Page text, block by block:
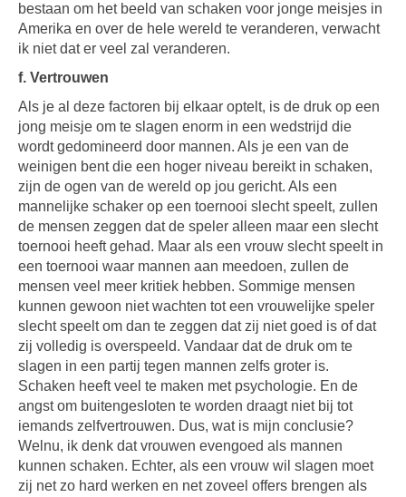
bestaan om het beeld van schaken voor jonge meisjes in
Amerika en over de hele wereld te veranderen, verwacht
ik niet dat er veel zal veranderen.
f. Vertrouwen
Als je al deze factoren bij elkaar optelt, is de druk op een
jong meisje om te slagen enorm in een wedstrijd die
wordt gedomineerd door mannen. Als je een van de
weinigen bent die een hoger niveau bereikt in schaken,
zijn de ogen van de wereld op jou gericht. Als een
mannelijke schaker op een toernooi slecht speelt, zullen
de mensen zeggen dat de speler alleen maar een slecht
toernooi heeft gehad. Maar als een vrouw slecht speelt in
een toernooi waar mannen aan meedoen, zullen de
mensen veel meer kritiek hebben. Sommige mensen
kunnen gewoon niet wachten tot een vrouwelijke speler
slecht speelt om dan te zeggen dat zij niet goed is of dat
zij volledig is overspeeld. Vandaar dat de druk om te
slagen in een partij tegen mannen zelfs groter is.
Schaken heeft veel te maken met psychologie. En de
angst om buitengesloten te worden draagt niet bij tot
iemands zelfvertrouwen. Dus, wat is mijn conclusie?
Welnu, ik denk dat vrouwen evengoed als mannen
kunnen schaken. Echter, als een vrouw wil slagen moet
zij net zo hard werken en net zoveel offers brengen als